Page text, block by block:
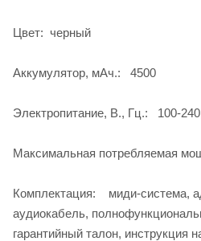
Цвет: черный
Аккумулятор, мАч.: 4500
Электропитание, В., Гц.: 100-
Максимальная потребляемая
Комплектация: миди-система,
аудиокабель,
гарантийный талон, инструкция